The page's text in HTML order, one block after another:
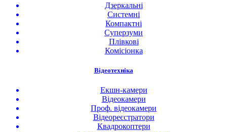
Дзеркальні
Системні
Компактні
Суперзуми
Плівкові
Комісіонка
Відеотехніка
Екшн-камери
Відеокамери
Проф. відеокамери
Відеореєстратори
Квадрокоптери